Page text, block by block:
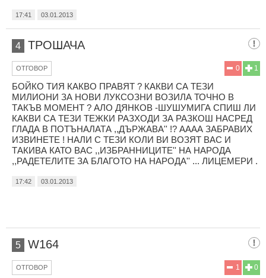
17:41 03.01.2013
4 ТРОШАЧА
1
0
ОТГОВОР
БОЙКО ТИЯ КАКВО ПРАВЯТ ? КАКВИ СА ТЕЗИ
МИЛИОНИ ЗА НОВИ ЛУКСОЗНИ ВОЗИЛА ТОЧНО В
ТАКЪВ МОМЕНТ ? АЛО ДЯНКОВ -ШУШУМИГА СПИШ ЛИ
КАКВИ СА ТЕЗИ ТЕЖКИ РАЗХОДИ ЗА РАЗКОШ НАСРЕД
ГЛАДА В ПОТЪНАЛАТА ,,ДЪРЖАВА'' !? АААА ЗАБРАВИХ
ИЗВИНЕТЕ ! НАЛИ С ТЕЗИ КОЛИ ВИ ВОЗЯТ ВАС И
ТАКИВА КАТО ВАС ,,ИЗБРАННИЦИТЕ'' НА НАРОДА
,,РАДЕТЕЛИТЕ ЗА БЛАГОТО НА НАРОДА'' ... ЛИЦЕМЕРИ .
17:42 03.01.2013
5 W164
0
1
ОТГОВОР